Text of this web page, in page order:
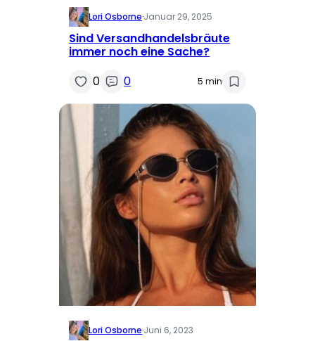
Lori Osborne·Januar 29, 2025
Sind Versandhandelsbräute
immer noch eine Sache?
0
0 5 min
Lori Osborne·Juni 6, 2023